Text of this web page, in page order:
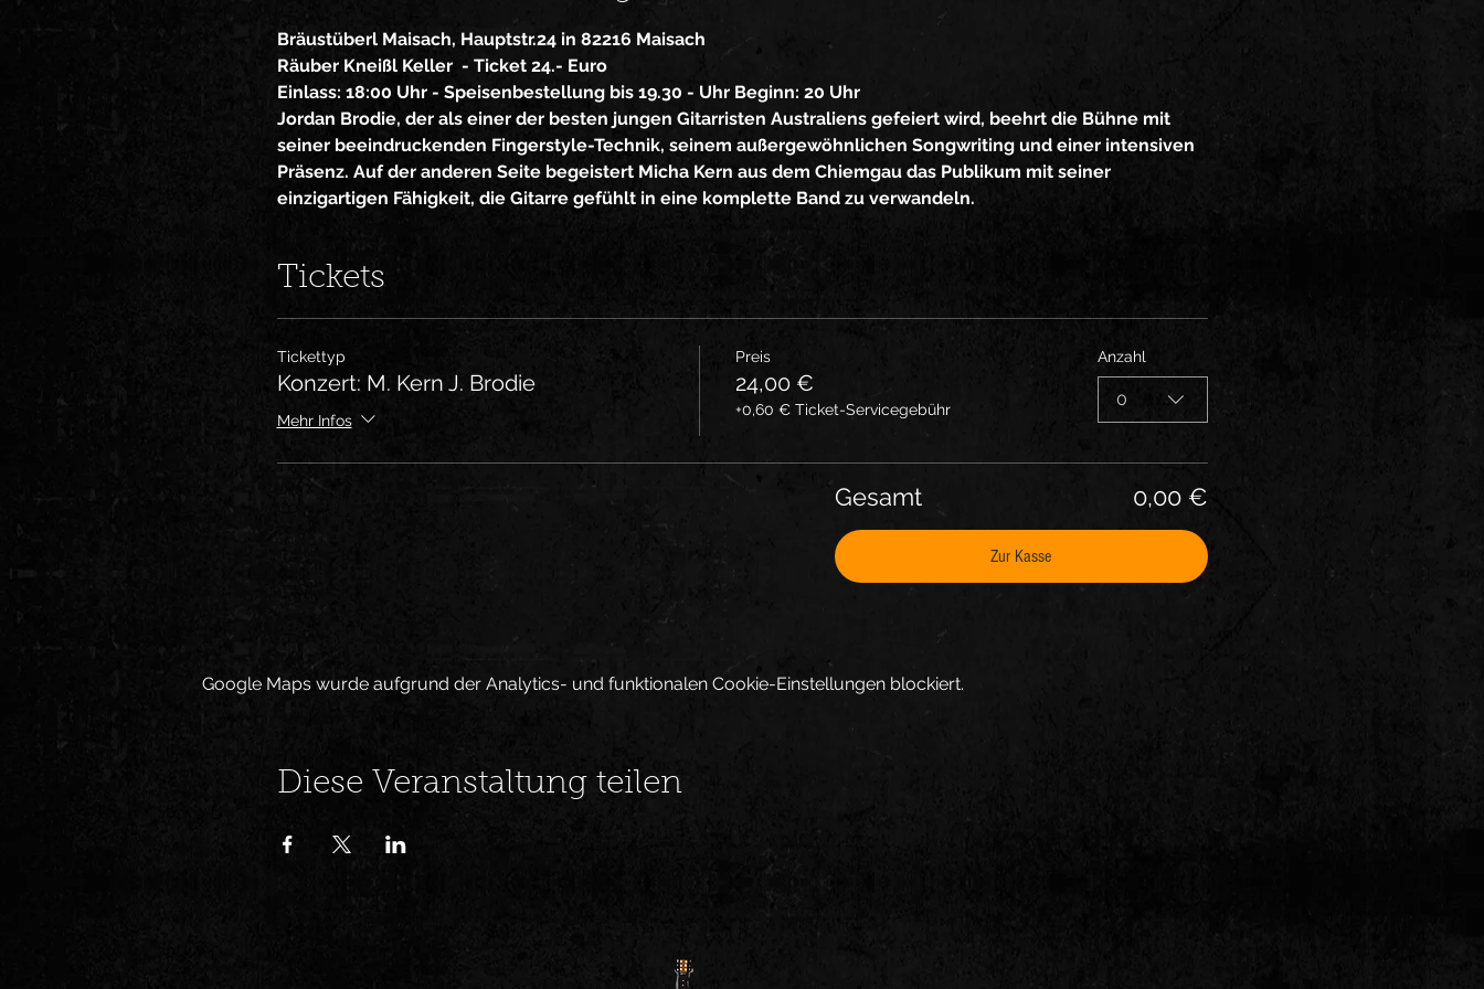
Bräustüberl Maisach, Hauptstr.24 in 82216 Maisach
Räuber Kneißl Keller  - Ticket 24.- Euro
Einlass: 18:00 Uhr - Speisenbestellung bis 19.30 - Uhr Beginn: 20 Uhr
Jordan Brodie, der als einer der besten jungen Gitarristen Australiens gefeiert wird, beehrt die Bühne mit
seiner beeindruckenden Fingerstyle-Technik, seinem außergewöhnlichen Songwriting und einer intensiven
Präsenz. Auf der anderen Seite begeistert Micha Kern aus dem Chiemgau das Publikum mit seiner
einzigartigen Fähigkeit, die Gitarre gefühlt in eine komplette Band zu verwandeln.
Tickets
Tickettyp
Konzert: M. Kern J. Brodie
Mehr Infos
Preis
24,00 €
+0,60 € Ticket-Servicegebühr
Anzahl
0
Gesamt 0,00 €
Zur Kasse
Google Maps wurde aufgrund der Analytics- und funktionalen Cookie-Einstellungen blockiert.
Diese Veranstaltung teilen